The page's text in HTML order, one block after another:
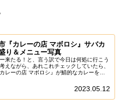
『カレーの店 マボロシ』サバカ
り＆メニュー写真
来たる！と、言う訳で今日は何処に行こう
えながら、あれこれチェックしていたら、
レーの店 マボロシ』が鯖的なカレーを出
食べてハマったので、このタイミングを逃す
2023.05.12